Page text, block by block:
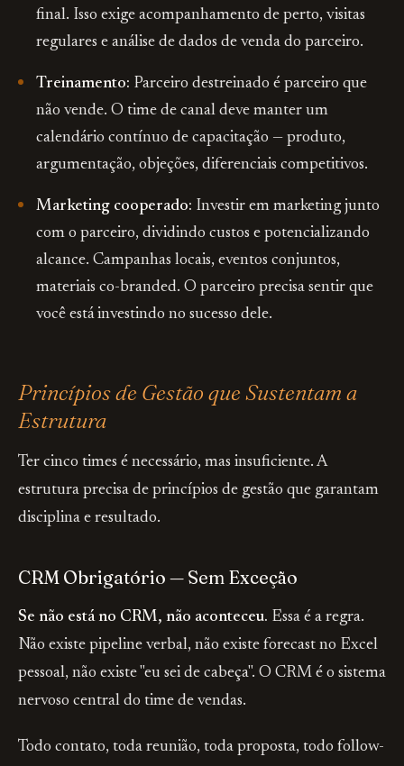
final. Isso exige acompanhamento de perto, visitas
regulares e análise de dados de venda do parceiro.
Treinamento: Parceiro destreinado é parceiro que
não vende. O time de canal deve manter um
calendário contínuo de capacitação — produto,
argumentação, objeções, diferenciais competitivos.
Marketing cooperado: Investir em marketing junto
com o parceiro, dividindo custos e potencializando
alcance. Campanhas locais, eventos conjuntos,
materiais co-branded. O parceiro precisa sentir que
você está investindo no sucesso dele.
Princípios de Gestão que Sustentam a
Estrutura
Ter cinco times é necessário, mas insuficiente. A
estrutura precisa de princípios de gestão que garantam
disciplina e resultado.
CRM Obrigatório — Sem Exceção
Se não está no CRM, não aconteceu. Essa é a regra.
Não existe pipeline verbal, não existe forecast no Excel
pessoal, não existe "eu sei de cabeça". O CRM é o sistema
nervoso central do time de vendas.
Todo contato, toda reunião, toda proposta, todo follow-